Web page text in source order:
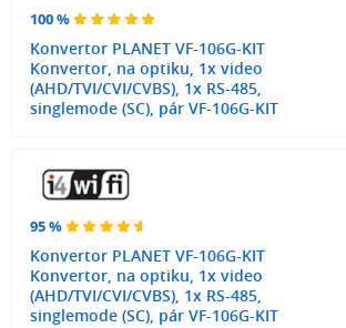
100 %
Konvertor PLANET VF-106G-KIT
Konvertor, na optiku, 1x video
(AHD/TVI/CVI/CVBS), 1x RS-485,
singlemode (SC), pár VF-106G-KIT
95 %
Konvertor PLANET VF-106G-KIT
Konvertor, na optiku, 1x video
(AHD/TVI/CVI/CVBS), 1x RS-485,
singlemode (SC), pár VF-106G-KIT